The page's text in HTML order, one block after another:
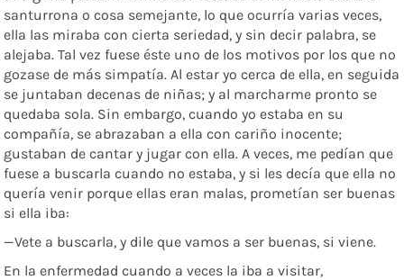
santurrona o cosa semejante, lo que ocurría varias veces,
ella las miraba con cierta seriedad, y sin decir palabra, se
alejaba. Tal vez fuese éste uno de los motivos por los que no
gozase de más simpatía. Al estar yo cerca de ella, en seguida
se juntaban decenas de niñas; y al marcharme pronto se
quedaba sola. Sin embargo, cuando yo estaba en su
compañía, se abrazaban a ella con cariño inocente;
gustaban de cantar y jugar con ella. A veces, me pedían que
fuese a buscarla cuando no estaba, y si les decía que ella no
quería venir porque ellas eran malas, prometían ser buenas
si ella iba:
—Vete a buscarla, y dile que vamos a ser buenas, si viene.
En la enfermedad cuando a veces la iba a visitar,